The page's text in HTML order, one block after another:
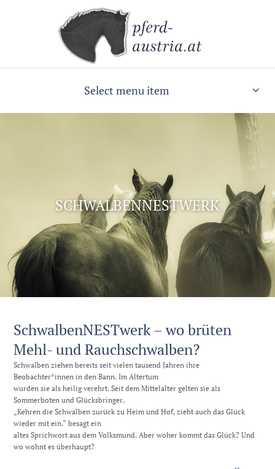
Select menu item
SCHWALBENNESTWERK
SchwalbenNESTwerk – wo brüten
Mehl- und Rauchschwalben?
Schwalben ziehen bereits seit vielen tausend Jahren ihre
Beobachter*innen in den Bann. Im Altertum
wurden sie als heilig verehrt. Seit dem Mittelalter gelten sie als
Sommerboten und Glücksbringer.
„Kehren die Schwalben zurück zu Heim und Hof, zieht auch das Glück
wieder mit ein.“ besagt ein
altes Sprichwort aus dem Volksmund. Aber woher kommt das Glück? Und
wo wohnt es überhaupt?